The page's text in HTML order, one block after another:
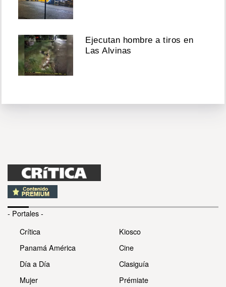
Ejecutan hombre a tiros en
Las Alvinas
- Portales -
Crítica
Panamá América
Día a Día
Mujer
Kiosco
Cine
Clasiguía
Prémiate